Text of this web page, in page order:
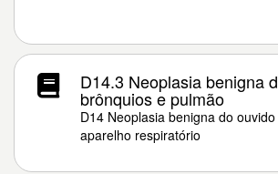
D14.3 Neoplasia benigna
brônquios e pulmão
D14 Neoplasia benigna do
aparelho respiratório